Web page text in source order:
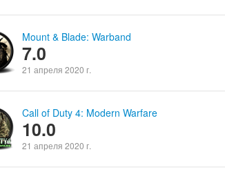
Mount & Blade: Warband
7.0
21 апреля 2020 г.
Call of Duty 4: Modern Warfare
10.0
21 апреля 2020 г.